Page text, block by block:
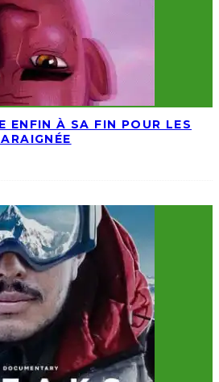
ENFIN À SA FIN POUR LES